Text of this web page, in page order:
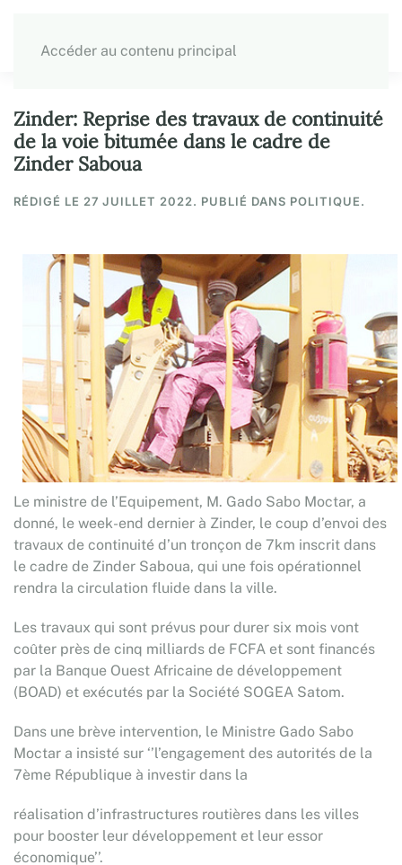
Accéder au contenu principal
Zinder: Reprise des travaux de continuité
de la voie bitumée dans le cadre de
Zinder Saboua
RÉDIGÉ LE 27 JUILLET 2022. PUBLIÉ DANS POLITIQUE.
Le ministre de l’Equipement, M. Gado Sabo Moctar, a
donné, le week-end dernier à Zinder, le coup d’envoi des
travaux de continuité d’un tronçon de 7km inscrit dans
le cadre de Zinder Saboua, qui une fois opérationnel
rendra la circulation fluide dans la ville.
Les travaux qui sont prévus pour durer six mois vont
coûter près de cinq milliards de FCFA et sont financés
par la Banque Ouest Africaine de développement
(BOAD) et exécutés par la Société SOGEA Satom.
Dans une brève intervention, le Ministre Gado Sabo
Moctar a insisté sur ‘’l’engagement des autorités de la
7ème République à investir dans la
réalisation d’infrastructures routières dans les villes
pour booster leur développement et leur essor
économique’’.